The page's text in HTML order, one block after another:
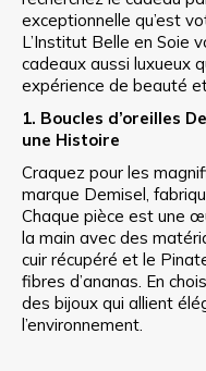
exceptionnelle qu’est
L’Institut Belle en Soie
cadeaux aussi luxueux
expérience de beauté
1. Boucles d’oreilles
une Histoire
Craquez pour les
marque Demisel,
Chaque pièce est une
la main avec des
cuir récupéré et le
fibres d’ananas. En
des bijoux qui allient
l’environnement.